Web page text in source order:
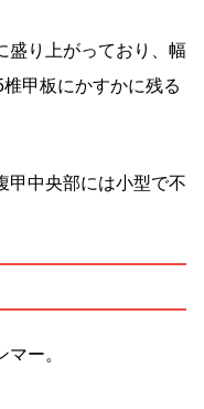
盛り上がっており、幅
甲板にかすかに残る
甲中央部には小型で不
ー。